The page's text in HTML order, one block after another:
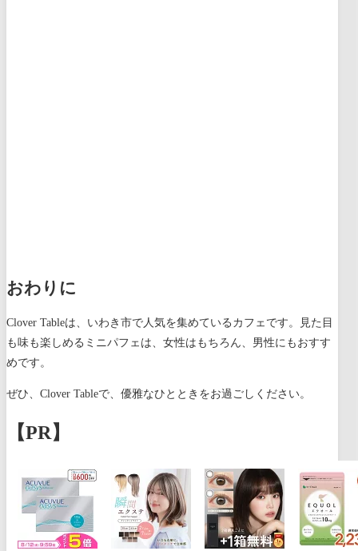
おわりに
Clover Tableは、いわき市で人気を集めているカフェです。見た目
も味も楽しめるミニパフェは、女性はもちろん、男性にもおすす
めです。
ぜひ、Clover Tableで、優雅なひとときをお過ごしください。
【PR】